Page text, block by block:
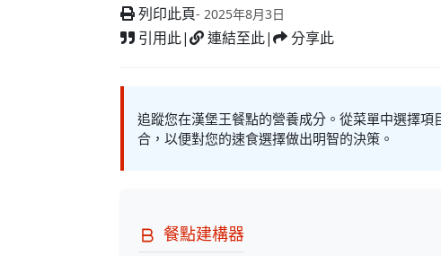
列印此頁- 2025年8月3日
引用此| 連結至此| 分享此
追蹤您在漢堡王餐點的營養成分。從菜單中選擇
合，以便對您的速食選擇做出明智的決策。
餐點建構器